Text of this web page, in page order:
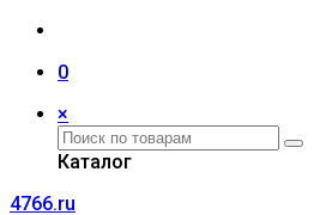
0
×
Каталог
4766.ru